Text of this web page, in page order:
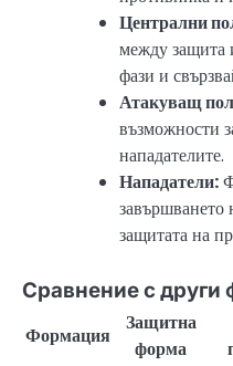
Централни
между защита
фази и
Атакуващ
възможности
нападателите.
Нападатели:
завършването
защитата на
Сравнение с
Формация
Защитна
форма